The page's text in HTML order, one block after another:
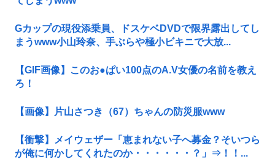
Gカップの現役添乗員、ドスケベDVDで限界露出してし
まうwww小山玲奈、手ぶらや極小ビキニで大放...
【GIF画像】このお●ぱい100点のA.V女優の名前を教え
ろ！
【画像】片山さつき（67）ちゃんの防災服www
【衝撃】メイウェザー「恵まれない子へ募金？そいつら
が俺に何かしてくれたのか・・・・・・？」⇒！！...